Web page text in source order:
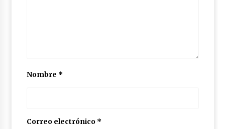
Nombre *
Correo electrónico *